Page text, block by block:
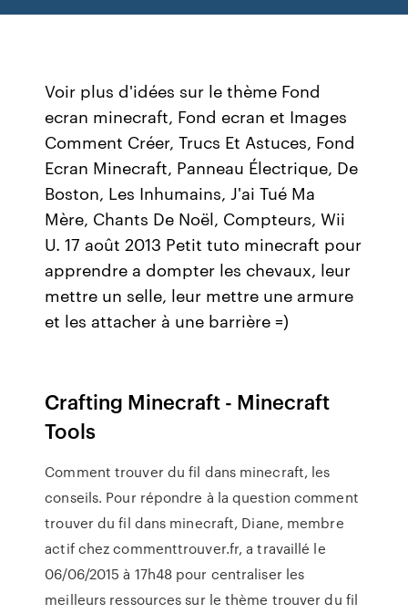
Voir plus d'idées sur le thème Fond
ecran minecraft, Fond ecran et Images
Comment Créer, Trucs Et Astuces, Fond
Ecran Minecraft, Panneau Électrique, De
Boston, Les Inhumains, J'ai Tué Ma
Mère, Chants De Noël, Compteurs, Wii
U. 17 août 2013 Petit tuto minecraft pour
apprendre a dompter les chevaux, leur
mettre un selle, leur mettre une armure
et les attacher à une barrière =)
Crafting Minecraft - Minecraft
Tools
Comment trouver du fil dans minecraft, les
conseils. Pour répondre à la question comment
trouver du fil dans minecraft, Diane, membre
actif chez commenttrouver.fr, a travaillé le
06/06/2015 à 17h48 pour centraliser les
meilleurs ressources sur le thème trouver du fil